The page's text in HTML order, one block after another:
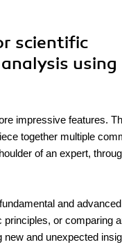
scientific
using
impressive features.
together multiple
of an expert,
and
principles, or comparing
and unexpected